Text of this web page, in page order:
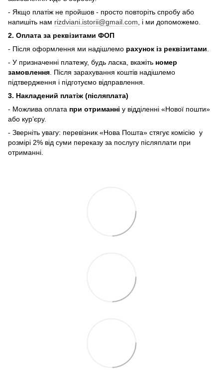
- Якщо платіж не пройшов - просто повторіть спробу або
напишіть нам rizdviani.istorii@gmail.com , і ми допоможемо.
2. Оплата за реквізитами ФОП
- Після оформлення ми надішлемо рахунок із реквізитами
- У призначенні платежу, будь ласка, вкажіть номер
замовлення . Після зарахування коштів надішлемо
підтвердження і підготуємо відправлення.
3. Накладений платіж (післяплата)
- Можлива оплата при отриманні у відділенні «Нової пошти»
або кур’єру.
- Зверніть увагу: перевізник «Нова Пошта» стягує комісію у
розмірі 2% від суми переказу за послугу післяплати при
отриманні.